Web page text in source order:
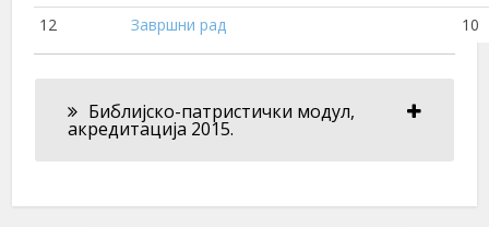
12 Завршни рад 10
Библијско-патристички модул,
акредитација 2015.